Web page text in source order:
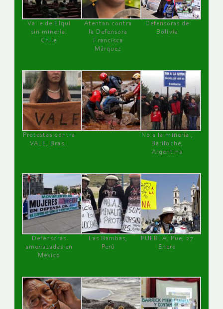
Valle de Elqui
sin minería.
Chile
Atentan contra
la Defensora
Francisca
Márquez
Defensoras de
Bolivia
Protestas contra
VALE, Brasil
No a la minería ,
Bariloche,
Argentina
Defensoras
amenazadas en
México
Las Bambas,
Perú
PUEBLA, Pue, 27
Enero